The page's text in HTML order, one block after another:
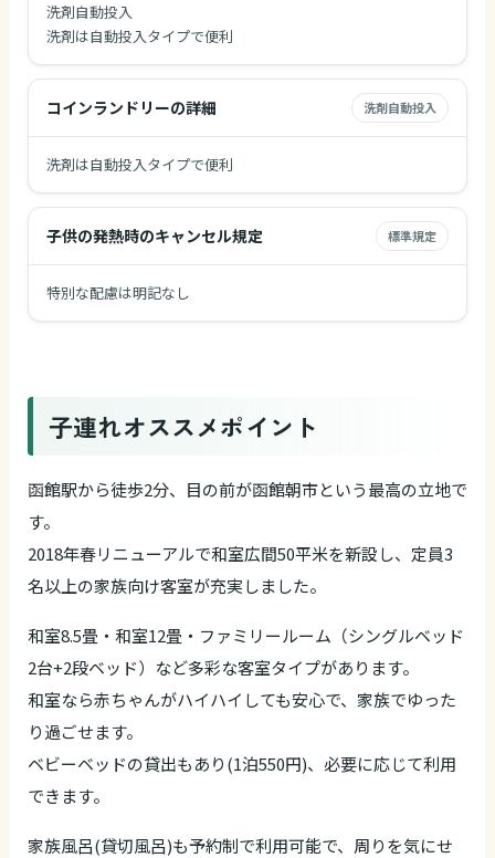
洗剤自動投入
洗剤は自動投入タイプで便利
コインランドリーの詳細 洗剤自動投入
洗剤は自動投入タイプで便利
子供の発熱時のキャンセル規定 標準規定
特別な配慮は明記なし
子連れオススメポイント
函館駅から徒歩2分、目の前が函館朝市という最高の立地で
す。
2018年春リニューアルで和室広間50平米を新設し、定員3
名以上の家族向け客室が充実しました。
和室8.5畳・和室12畳・ファミリールーム（シングルベッド
2台+2段ベッド）など多彩な客室タイプがあります。
和室なら赤ちゃんがハイハイしても安心で、家族でゆった
り過ごせます。
ベビーベッドの貸出もあり(1泊550円)、必要に応じて利用
できます。
家族風呂(貸切風呂)も予約制で利用可能で、周りを気にせ